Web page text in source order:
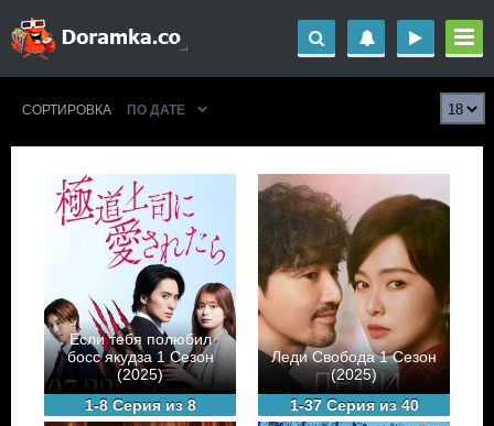
СОРТИРОВКА ПО ДАТЕ
Если тебя полюбил
босс якудза 1 Сезон
(2025)
1-8 Серия из 8
Леди Свобода 1 Сезон
(2025)
1-37 Серия из 40